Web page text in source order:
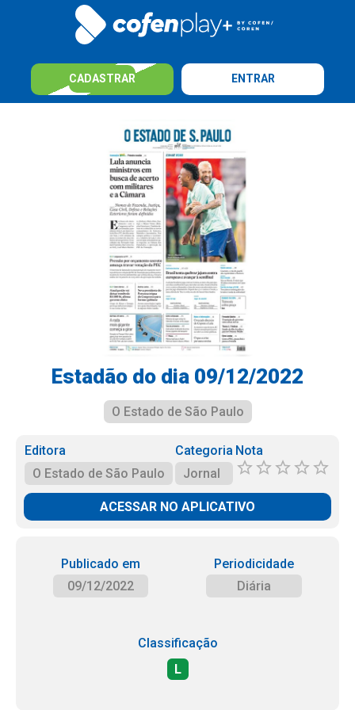
CADASTRAR ENTRAR
Estadão do dia 09/12/2022
O Estado de São Paulo
Editora
O Estado de São Paulo
Categoria
Jornal
Nota
ACESSAR NO APLICATIVO
Publicado em
09/12/2022
Periodicidade
Diária
Classificação
L